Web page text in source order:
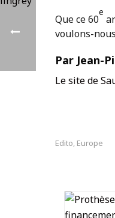
Que ce 60
e
voulons-
Par Jean-
Le site de
Edito, Europe